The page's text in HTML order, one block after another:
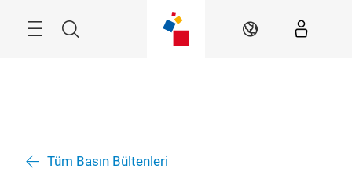
Arama TR
Tüm Basın Bültenleri